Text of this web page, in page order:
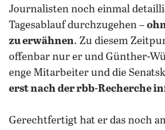
Journalisten noch einmal
Tagesablauf durchzugehen –
zu erwähnen. Zu diesem
offenbar nur er und Günther-
enge Mitarbeiter und die
erst nach der rbb-Recherche
Gerechtfertigt hat er das noch